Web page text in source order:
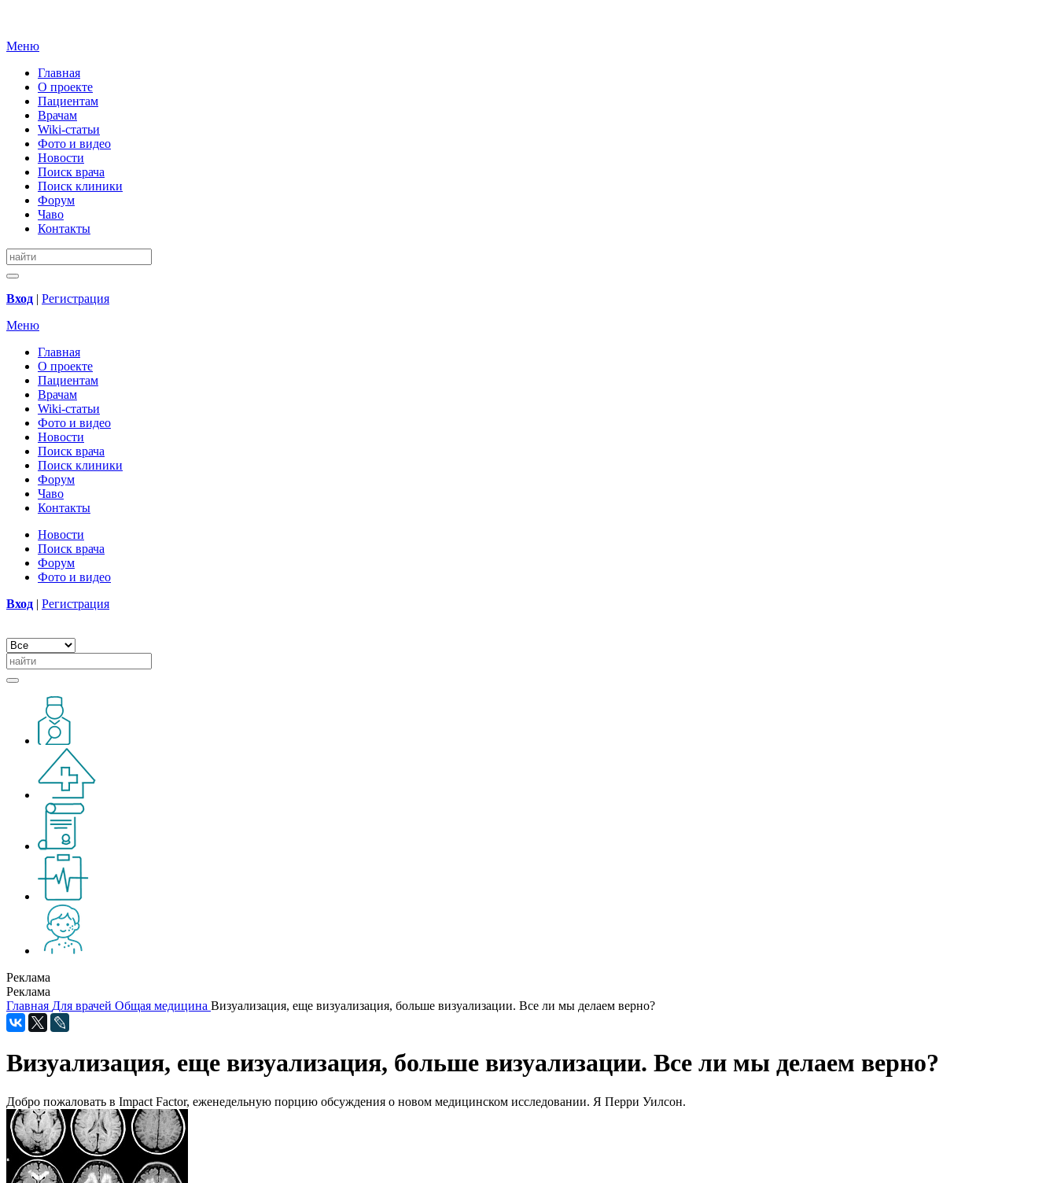
Меню
Главная
О проекте
Пациентам
Врачам
Wiki-статьи
Фото и видео
Новости
Поиск врача
Поиск клиники
Форум
Чаво
Контакты
Вход | Регистрация
Меню
Главная
О проекте
Пациентам
Врачам
Wiki-статьи
Фото и видео
Новости
Поиск врача
Поиск клиники
Форум
Чаво
Контакты
Новости
Поиск врача
Форум
Фото и видео
Вход | Регистрация
Реклама
Реклама
Главная Для врачей Общая медицина Визуализация, еще визуализация, больше визуализации. Все ли мы делаем верно?
Визуализация, еще визуализация, больше визуализации. Все ли мы делаем верно?
Добро пожаловать в Impact Factor, еженедельную порцию обсуждения о новом медицинском исследовании. Я Перри Уилсон.